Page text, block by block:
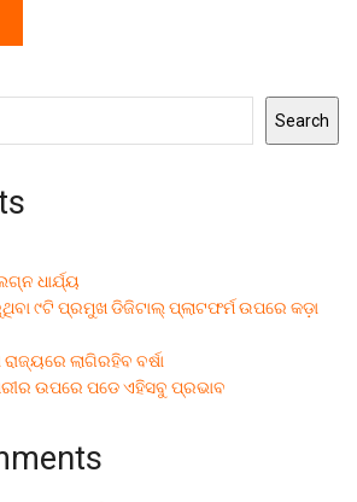
Search
ଧାର୍ଯ୍ୟ
୯ଟି ପ୍ରମୁଖ ଡିଜିଟାଲ୍ ପ୍ଲାଟଫର୍ମ ଉପରେ କଡ଼ା
ଲାଗିରହିବ ବର୍ଷା
ଉପରେ ପଡେ ଏହିସବୁ ପ୍ରଭାବ